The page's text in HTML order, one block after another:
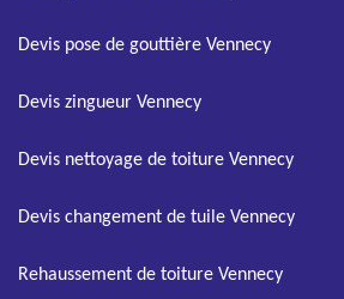
Devis pose de gouttière Vennecy
Devis zingueur Vennecy
Devis nettoyage de toiture Vennecy
Devis changement de tuile Vennecy
Rehaussement de toiture Vennecy